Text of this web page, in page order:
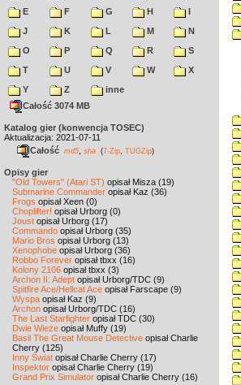
E
F G H
I
J
K L M
N
O
P Q R
S
T
U V W
X
Y
Z
inne
Całość 3074 MB
Katalog gier (konwencja TOSEC)
Aktualizacja: 2021-07-11
Całość md5 sha (7-Zip TUGZip)
Opisy gier
"Old Towers" (Atari ST) opisał Misza (19)
Submarine Commander opisał Kaz (36)
Frogs opisał Xeen (0)
Choplifter! opisał Urborg (0)
Joust opisał Urborg (17)
Commando opisał Urborg (35)
Mario Bros opisał Urborg (13)
Xenophobe opisał Urborg (36)
Robbo Forever opisał tbxx (16)
Kolony 2106 opisał tbxx (3)
Archon II: Adept opisał Urborg/TDC (9)
Spitfire Ace/Hellcat Ace opisał Farscape (9)
Wyspa opisał Kaz (9)
Archon opisał Urborg/TDC (16)
The Last Starfighter opisał TDC (30)
Dwie Wieże opisał Muffy (19)
Basil The Great Mouse Detective opisał Charlie
Cherry (125)
Inny Świat opisał Charlie Cherry (17)
Inspektor opisał Charlie Cherry (19)
Grand Prix Simulator opisał Charlie Cherry (16)